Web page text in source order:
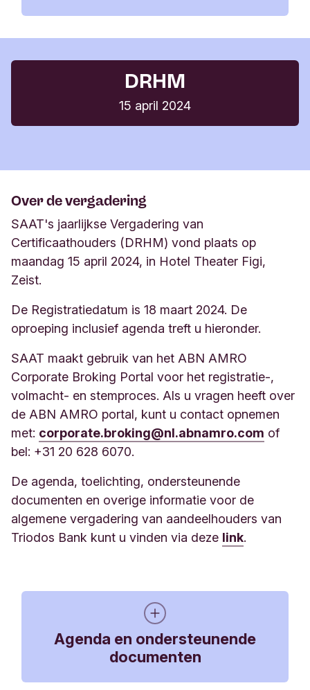
DRHM 9 oktober Convocatie bericht
DRHM 9 oktober Volmacht- en
aanwezigheidsformulier
Handleiding ABN Amro portal
De bijeenkomst is in het Nederlands, maar
vertalingen in het Engels, Spaans, Duits en Frans
DRHM
15 april 2024
Over de vergadering
SAAT's jaarlijkse Vergadering van
Certificaathouders (DRHM) vond plaats op
maandag 15 april 2024, in Hotel Theater Figi,
Zeist.
De Registratiedatum is 18 maart 2024. De
oproeping inclusief agenda treft u hieronder.
SAAT maakt gebruik van het ABN AMRO
Corporate Broking Portal voor het registratie-,
volmacht- en stemproces. Als u vragen heeft over
de ABN AMRO portal, kunt u contact opnemen
met: corporate.broking@nl.abnamro.com of
bel: +31 20 628 6070.
De agenda, toelichting, ondersteunende
documenten en overige informatie voor de
algemene vergadering van aandeelhouders van
Triodos Bank kunt u vinden via deze link.
Agenda en ondersteunende
documenten